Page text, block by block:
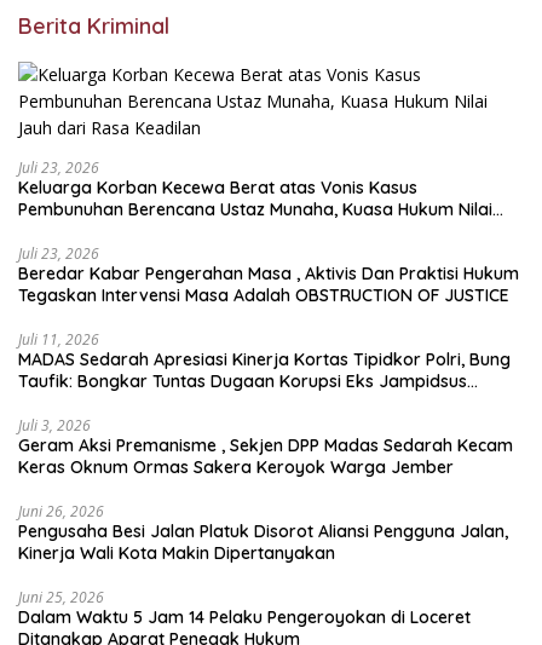
Berita Kriminal
Juli 23, 2026
Keluarga Korban Kecewa Berat atas Vonis Kasus
Pembunuhan Berencana Ustaz Munaha, Kuasa Hukum Nilai
Juli 23, 2026
Beredar Kabar Pengerahan Masa , Aktivis Dan Praktisi Hukum
Tegaskan Intervensi Masa Adalah OBSTRUCTION OF JUSTICE
Juli 11, 2026
MADAS Sedarah Apresiasi Kinerja Kortas Tipidkor Polri, Bung
Taufik: Bongkar Tuntas Dugaan Korupsi Eks Jampidsus
Juli 3, 2026
Geram Aksi Premanisme , Sekjen DPP Madas Sedarah Kecam
Keras Oknum Ormas Sakera Keroyok Warga Jember
Juni 26, 2026
Pengusaha Besi Jalan Platuk Disorot Aliansi Pengguna Jalan,
Kinerja Wali Kota Makin Dipertanyakan
Juni 25, 2026
Dalam Waktu 5 Jam 14 Pelaku Pengeroyokan di Loceret
Ditangkap Aparat Penegak Hukum